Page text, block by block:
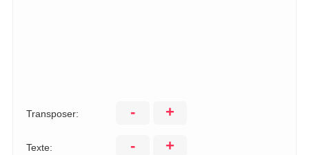
Transposer: - +
Texte: - +